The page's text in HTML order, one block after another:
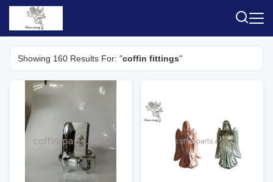
Showing 160 Results For: "coffin fittings"